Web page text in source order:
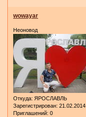
wowayar
Неоновод
Откуда: ЯРОСЛАВЛЬ
Зарегистрирован: 21.02.2014
Приглашений: 0